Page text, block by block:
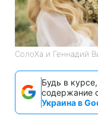
СолоХа и Геннадий
Будь в
содержание
Украина в